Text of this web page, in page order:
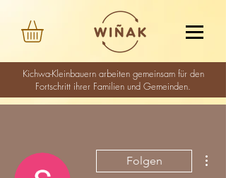
Kichwa-Kleinbauern arbeiten gemeinsam für den
Fortschritt ihrer Familien und Gemeinden.
Folgen